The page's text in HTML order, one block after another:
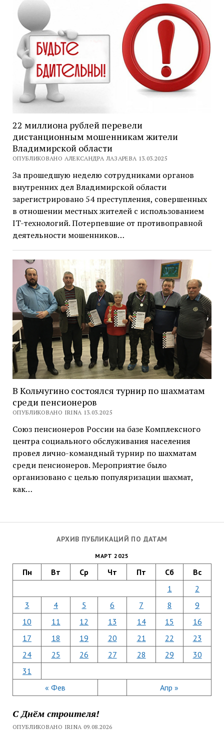
АРХИВ ПУБЛИКАЦИЙ ПО ДАТАМ
МАРТ 2025
Пн Вт Ср Чт Пт Сб Вс
« Фев Апр »
1
2
3
4 5 6 7 8
9
10
11 12 13 14 15
16
17
18 19 20 21 22
23
24
25 26 27 28 29
30
31
С Днём строителя!
ОПУБЛИКОВАНО IRINA 09.08.2026
22 миллиона рублей перевели
дистанционным мошенникам жители
Владимирской области
ОПУБЛИКОВАНО АЛЕКСАНДРА ЛАЗАРЕВА 13.03.2025
За прошедшую неделю сотрудниками органов
внутренних дел Владимирской области
зарегистрировано 54 преступления, совершенных
в отношении местных жителей с использованием
IT-технологий. Потерпевшие от противоправной
деятельности мошенников…
В Кольчугино состоялся турнир по шахматам
среди пенсионеров
ОПУБЛИКОВАНО IRINA 13.03.2025
Союз пенсионеров России на базе Комплексного
центра социального обслуживания населения
провел лично-командный турнир по шахматам
среди пенсионеров. Мероприятие было
организовано с целью популяризации шахмат,
как…